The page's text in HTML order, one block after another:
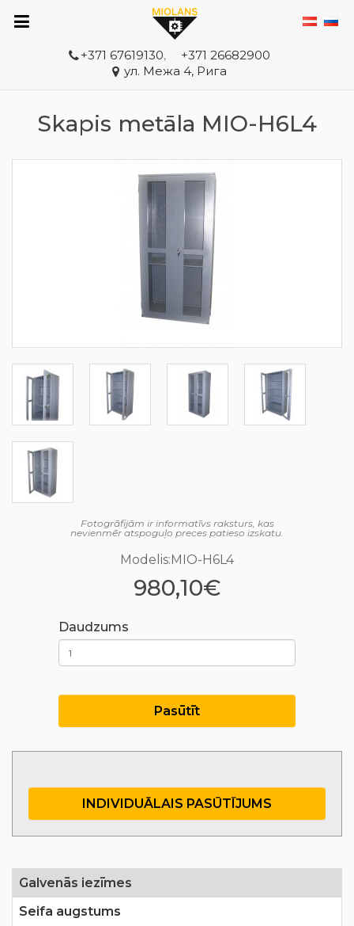
+371 67619130,
+371 26682900
ул. Межа 4, Рига
Skapis metāla MIO-H6L4
Fotogrāfijām ir informatīvs raksturs, kas
nevienmēr atspoguļo preces patieso izskatu.
Modelis:MIO-H6L4
980,10€
Daudzums
Pasūtīt
INDIVIDUĀLAIS PASŪTĪJUMS
Galvenās iezīmes
Seifa augstums